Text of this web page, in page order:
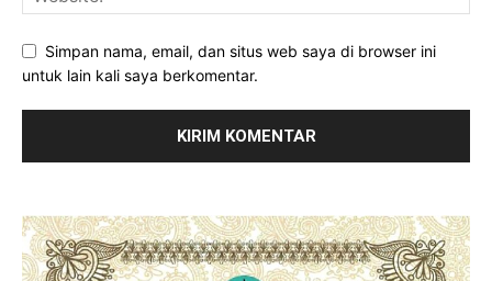
Simpan nama, email, dan situs web saya di browser ini
untuk lain kali saya berkomentar.